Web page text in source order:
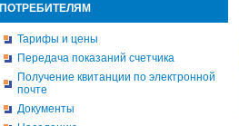
ПОТРЕБИТЕЛЯМ
Тарифы и цены
Передача показаний счетчика
Получение квитанции по электронной
почте
Документы